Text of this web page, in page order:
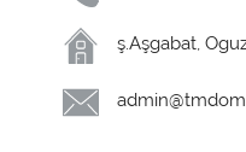
ş.Aşgabat,